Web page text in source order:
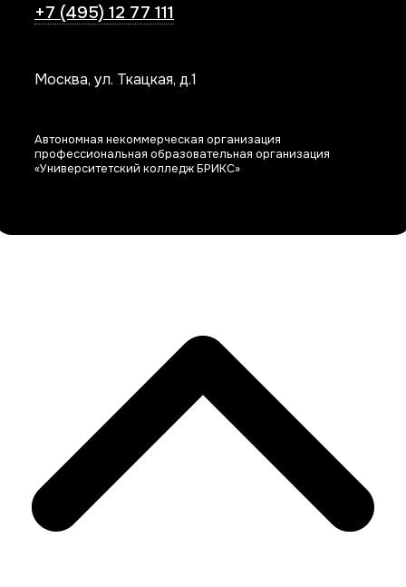
+7 (495) 12 77 111
Москва, ул. Ткацкая, д.1
Автономная некоммерческая организация
профессиональная образовательная организация
«Университетский колледж БРИКС»